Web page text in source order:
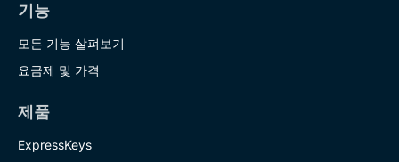
기능
모든 기능 살펴보기
요금제 및 가격
제품
ExpressKeys